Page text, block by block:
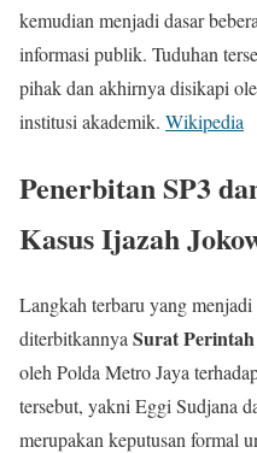
kemudian menjadi dasar
informasi publik. Tuduhan
pihak dan akhirnya disikapi
institusi akademik. Wikipedia
Penerbitan SP3
Kasus Ijazah
Langkah terbaru yang
diterbitkannya Surat
oleh Polda Metro Jaya
tersebut, yakni Eggi Sudjana
merupakan keputusan formal